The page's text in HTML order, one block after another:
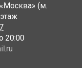
(м.
20:00